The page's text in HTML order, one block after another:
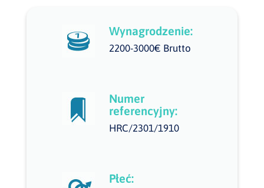
Wynagrodzenie:
2200-3000€ Brutto
Numer
referencyjny:
HRC/2301/1910
Płeć: